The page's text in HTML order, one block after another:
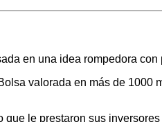
en una idea rompedora
valorada en más de 1000
que le prestaron sus